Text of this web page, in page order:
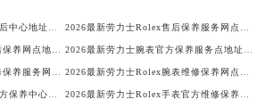
2026最新劳力士Rolex名表售后中心地址调研报告 2026最新劳力士Rolex售后保养服务网点地址调研报告
2026最新劳力士手表官方售后保养网点地址实地探访报告 2026最新劳力士腕表官方保养服务点地址考察报告
2026最新劳力士腕表官方维修保养服务网点地址实地探访报告 2026最新劳力士Rolex腕表维修保养网点地址实地探访报告
2026最新劳力士Rolex名表官方保养中心网点地址调研报告 2026最新劳力士Rolex手表官方维修保养点地址调研报告